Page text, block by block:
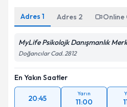
Adres 1 Adres 2 Online
MyLife Psikolojk Danışmanlık
Doğancılar Cad. 2812
En Yakın Saatler
20:45
Yarın
11:00